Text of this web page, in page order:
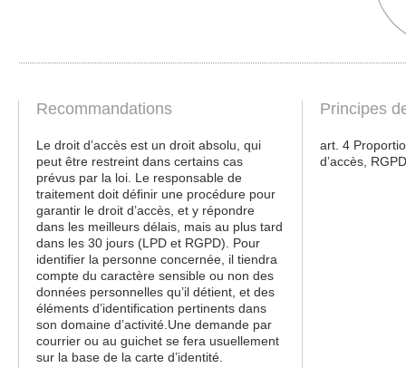
Recommandations
Le droit d’accès est un droit absolu, qui
peut être restreint dans certains cas
prévus par la loi. Le responsable de
traitement doit définir une procédure pour
garantir le droit d’accès, et y répondre
dans les meilleurs délais, mais au plus tard
dans les 30 jours (LPD et RGPD). Pour
identifier la personne concernée, il tiendra
compte du caractère sensible ou non des
données personnelles qu’il détient, et des
éléments d’identification pertinents dans
son domaine d’activité.Une demande par
courrier ou au guichet se fera usuellement
sur la base de la carte d’identité.
Principes
art. 4
d’accès, RGPD